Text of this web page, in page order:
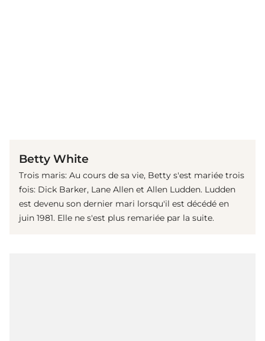
Betty White
Trois maris: Au cours de sa vie, Betty s'est mariée trois
fois: Dick Barker, Lane Allen et Allen Ludden. Ludden
est devenu son dernier mari lorsqu'il est décédé en
juin 1981. Elle ne s'est plus remariée par la suite.